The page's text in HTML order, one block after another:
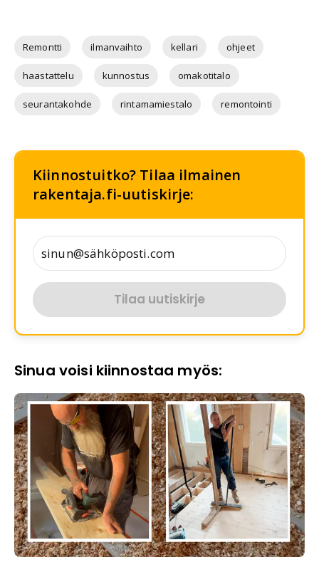
Remontti ilmanvaihto kellari ohjeet
haastattelu kunnostus omakotitalo
seurantakohde rintamamiestalo remontointi
Kiinnostuitko? Tilaa ilmainen
rakentaja.fi-uutiskirje:
Tilaa uutiskirje
Sinua voisi kiinnostaa myös: